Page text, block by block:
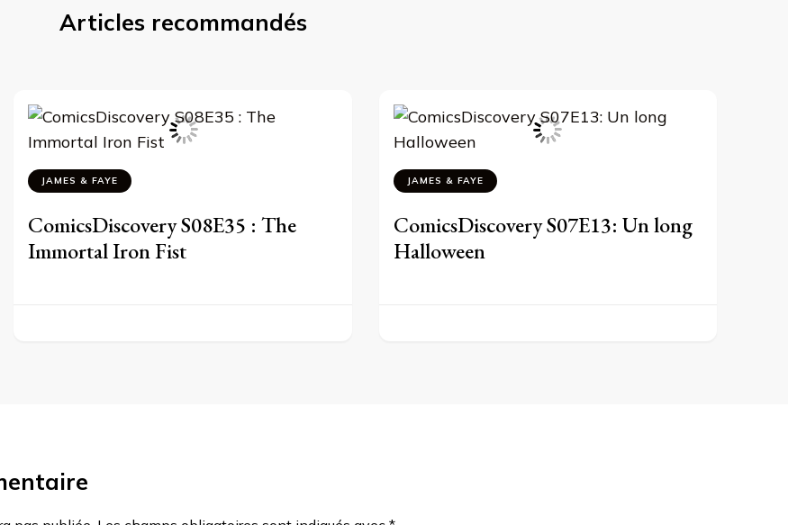
Articles recommandés
JAMES & FAYE
ComicsDiscovery S08E35 : The
Immortal Iron Fist
JAMES & FAYE
ComicsDiscovery S07E13: Un long
Halloween